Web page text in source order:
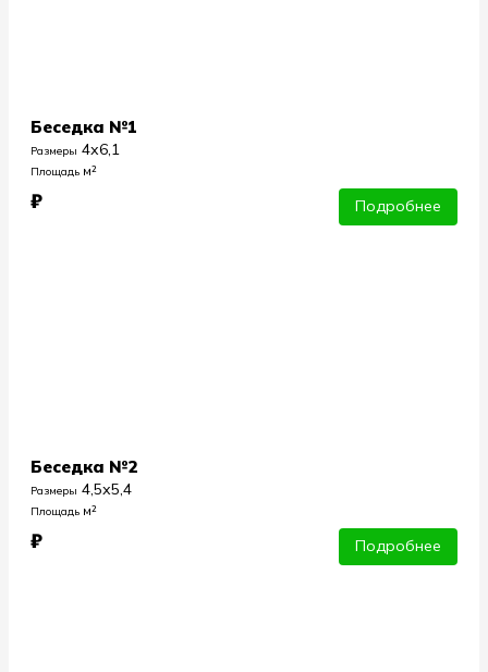
Беседка №1
Размеры 4х6,1
Площадь м²
₽ Подробнее
Беседка №2
Размеры 4,5х5,4
Площадь м²
₽ Подробнее